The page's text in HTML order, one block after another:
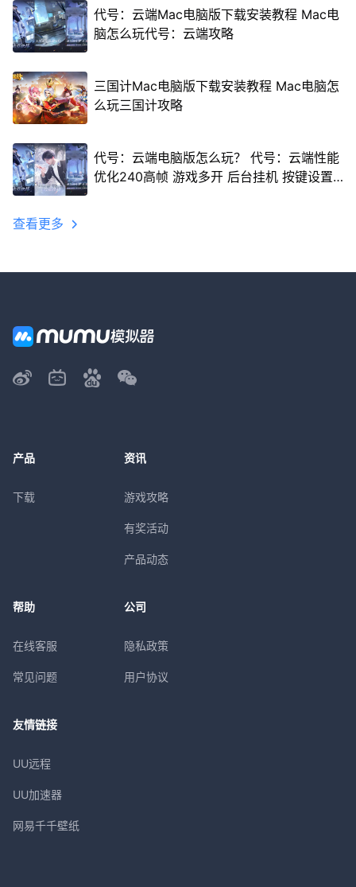
代号：云端Mac电脑版下载安装教程 Mac电
脑怎么玩代号：云端攻略
三国计Mac电脑版下载安装教程 Mac电脑怎
么玩三国计攻略
代号：云端电脑版怎么玩？ 代号：云端性能
优化240高帧 游戏多开 后台挂机 按键设置
查看更多
产品
下载
资讯
游戏攻略
有奖活动
产品动态
帮助
在线客服
常见问题
公司
隐私政策
用户协议
友情链接
UU远程
UU加速器
网易千千壁纸